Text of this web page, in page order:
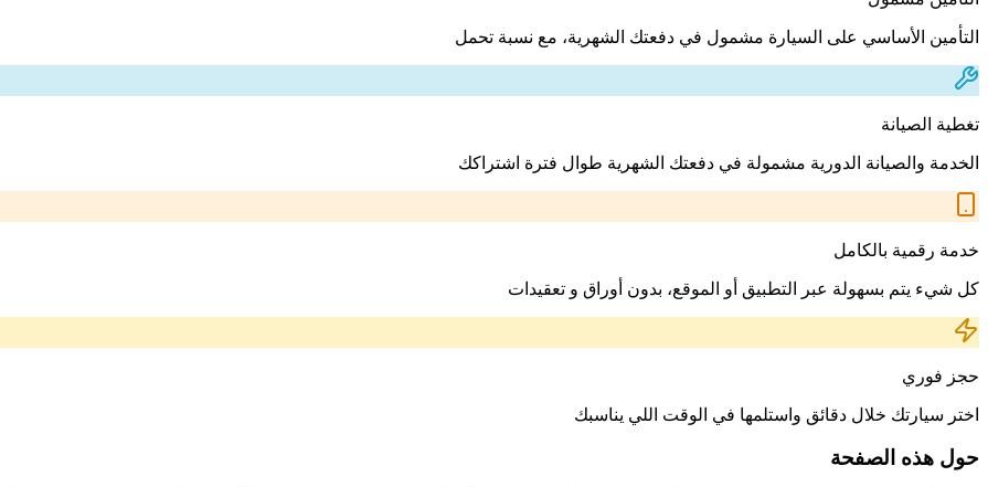
التأمين الأساسي على السيارة مشمول في دفعتك الشهرية، مع نسبة تحمل
تغطية الصيانة
الخدمة والصيانة الدورية مشمولة في دفعتك الشهرية طوال فترة اشتراكك
خدمة رقمية بالكامل
كل شيء يتم بسهولة عبر التطبيق أو الموقع، بدون أوراق و تعقيدات
حجز فوري
اختر سيارتك خلال دقائق واستلمها في الوقت اللي يناسبك
حول هذه الصفحة